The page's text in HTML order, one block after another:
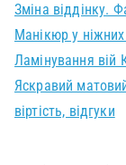
Зміна віддінку.
Манікюр у
Ламінування вій
Яскравий
віртість, відгуки